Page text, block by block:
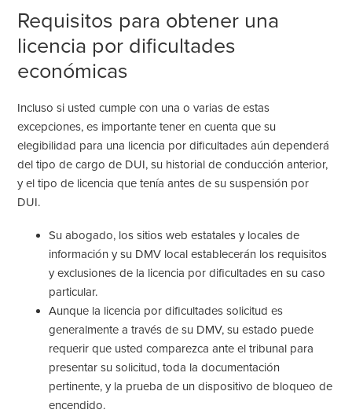
Requisitos para obtener una
licencia por dificultades
económicas
Incluso si usted cumple con una o varias de estas
excepciones, es importante tener en cuenta que su
elegibilidad para una licencia por dificultades aún dependerá
del tipo de cargo de DUI, su historial de conducción anterior,
y el tipo de licencia que tenía antes de su suspensión por
DUI.
Su abogado, los sitios web estatales y locales de
información y su DMV local establecerán los requisitos
y exclusiones de la licencia por dificultades en su caso
particular.
Aunque la licencia por dificultades solicitudes
generalmente a través de su DMV, su estado puede
requerir que usted comparezca ante el tribunal para
presentar su solicitud, toda la documentación
pertinente, y la prueba de un dispositivo de bloqueo de
encendido.